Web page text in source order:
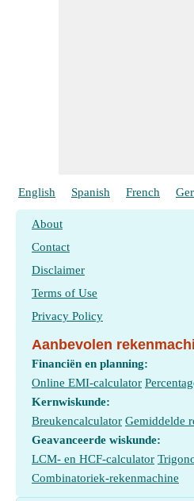
English Spanish French
About
Contact
Disclaimer
Terms of Use
Privacy Policy
Aanbevolen
Financiën en planning:
Online EMI-calculator
Kernwiskunde:
Breukencalculator Gemiddelde
Geavanceerde wiskunde:
LCM- en HCF-calculator
Combinatoriek-rekenmachine